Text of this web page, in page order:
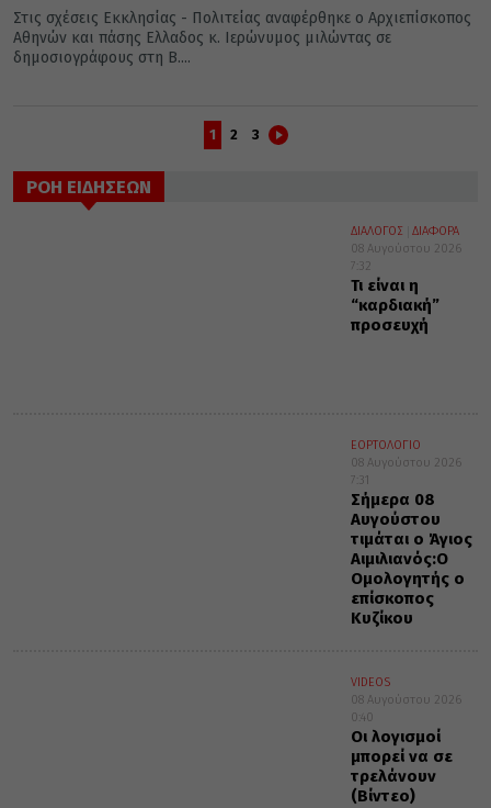
Στις σχέσεις Εκκλησίας - Πολιτείας αναφέρθηκε ο Αρχιεπίσκοπος
Αθηνών και πάσης Ελλαδος κ. Ιερώνυμος μιλώντας σε
δημοσιογράφους στη Β....
1 2 3
ΡΟΗ ΕΙΔΗΣΕΩΝ
ΔΙΑΛΟΓΟΣ
ΔΙΑΦΟΡΑ
08 Αυγούστου 2026
7:32
Τι είναι η
“καρδιακή”
προσευχή
ΕΟΡΤΟΛΟΓΙΟ
08 Αυγούστου 2026
7:31
Σήμερα 08
Αυγούστου
τιμάται ο Άγιος
Αιμιλιανός:Ο
Ομολογητής ο
επίσκοπος
Κυζίκου
VIDEOS
08 Αυγούστου 2026
0:40
Οι λογισμοί
μπορεί να σε
τρελάνουν
(Βίντεο)